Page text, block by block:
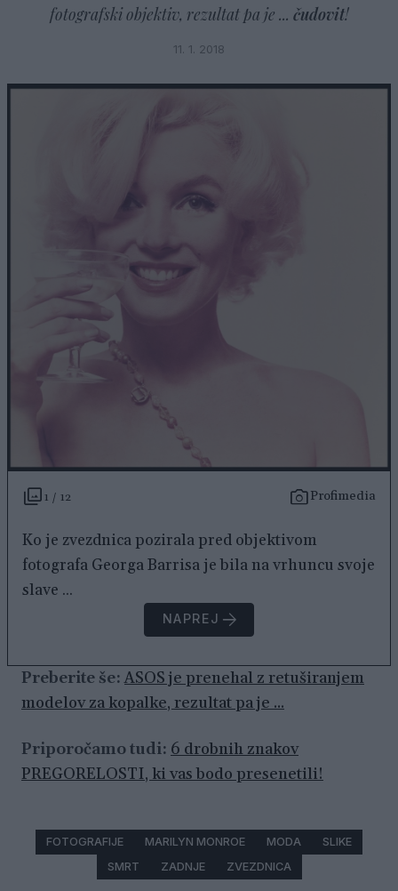
fotografski objektiv, rezultat pa je ... čudovit!
11. 1. 2018
1 / 12 Profimedia
Ko je zvezdnica pozirala pred objektivom
fotografa Georga Barrisa je bila na vrhuncu svoje
slave ...
NAPREJ
Preberite še:ASOS je prenehal z retuširanjem
modelov za kopalke, rezultat pa je ...
Priporočamo tudi: 6 drobnih znakov
PREGORELOSTI, ki vas bodo presenetili!
FOTOGRAFIJE MARILYN MONROE MODA
SLIKE
SMRT
ZADNJE ZVEZDNICA